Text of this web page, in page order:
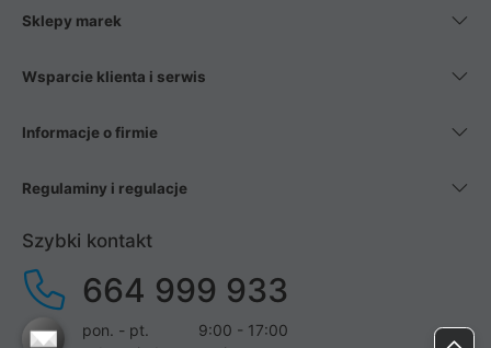
Sklepy marek
Wsparcie klienta i serwis
Informacje o firmie
Regulaminy i regulacje
Szybki kontakt
664 999 933
pon. - pt.
9:00 - 17:00